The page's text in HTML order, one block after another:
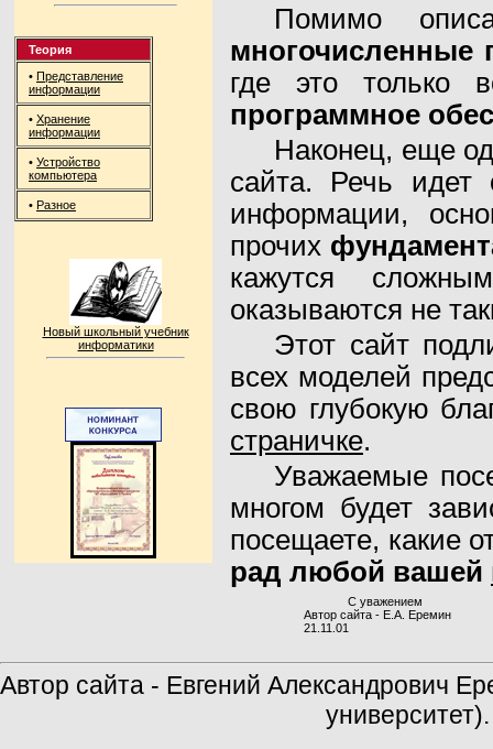
Теория
• Представление
информации
• Хранение
информации
• Устройство
компьютера
• Разное
Новый школьный учебник
информатики
Помимо
многочисленные
где это только
программное
Наконец, еще
сайта. Речь
информации,
прочих
кажутся
оказываются не
Этот сайт
всех моделей
свою глубокую
страничке.
Уважаемые
многом будет
посещаете, какие
рад любой вашей
С уважением
Автор сайта - Е.А. Еремин
21.11.01
Автор сайта - Евгений Александрович